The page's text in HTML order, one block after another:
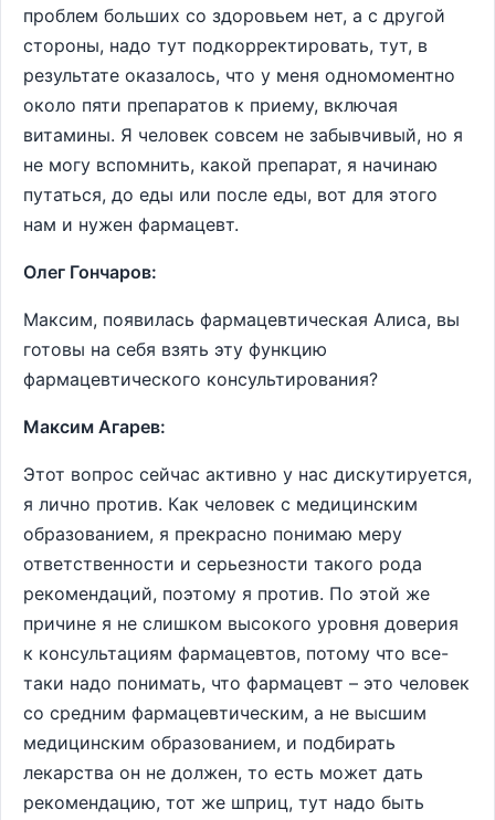
проблем больших со здоровьем нет, а с другой
стороны, надо тут подкорректировать, тут, в
результате оказалось, что у меня одномоментно
около пяти препаратов к приему, включая
витамины. Я человек совсем не забывчивый, но я
не могу вспомнить, какой препарат, я начинаю
путаться, до еды или после еды, вот для этого
нам и нужен фармацевт.
Олег Гончаров:
Максим, появилась фармацевтическая Алиса, вы
готовы на себя взять эту функцию
фармацевтического консультирования?
Максим Агарев:
Этот вопрос сейчас активно у нас дискутируется,
я лично против. Как человек с медицинским
образованием, я прекрасно понимаю меру
ответственности и серьезности такого рода
рекомендаций, поэтому я против. По этой же
причине я не слишком высокого уровня доверия
к консультациям фармацевтов, потому что все-
таки надо понимать, что фармацевт – это человек
со средним фармацевтическим, а не высшим
медицинским образованием, и подбирать
лекарства он не должен, то есть может дать
рекомендацию, тот же шприц, тут надо быть